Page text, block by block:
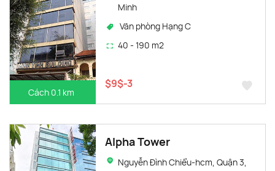
Cách 0.1 km
Minh
Văn phòng Hạng C
40 - 190 m2
$9$-3
Alpha Tower
Nguyễn Đình Chiểu-hcm, Quận 3,